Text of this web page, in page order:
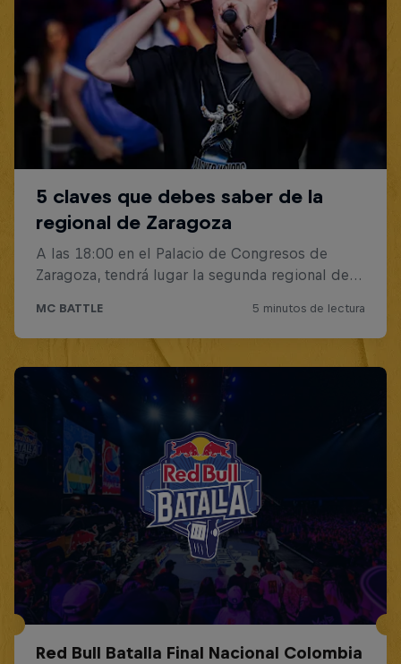
Red Bull Batalla Final Nacional Colombia